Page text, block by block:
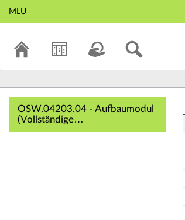
MLU
OSW.04203.04 - Aufbaumodul
(Vollständige
Modulbeschreibung)